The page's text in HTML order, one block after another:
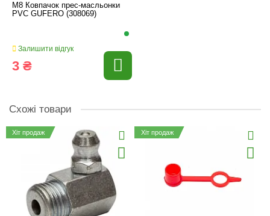
M8 Ковпачок прес-масльонки
PVC GUFERO (308069)
Залишити відгук
3 ₴
Схожі товари
Хіт продаж Хіт продаж